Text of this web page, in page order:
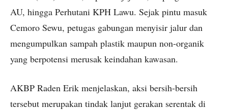
AU, hingga Perhutani KPH Lawu. Sejak pintu masuk
Cemoro Sewu, petugas gabungan menyisir jalur dan
mengumpulkan sampah plastik maupun non-organik
yang berpotensi merusak keindahan kawasan.
AKBP Raden Erik menjelaskan, aksi bersih-bersih
tersebut merupakan tindak lanjut gerakan serentak di